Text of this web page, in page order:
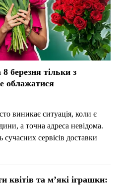
березня тільки з
облажатися
виникає ситуація, коли є
а точна адреса невідома.
сервісів доставки
квітів та м’які іграшки: